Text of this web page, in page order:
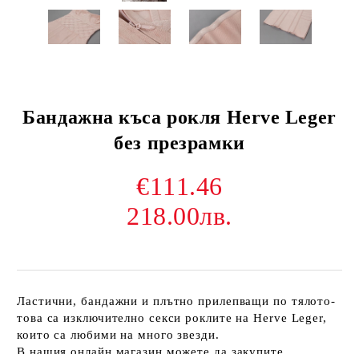
Бандажна къса рокля Herve Leger
без презрамки
€111.46
218.00лв.
Ластични, бандажни и плътно прилепващи по тялото-
това са изключително секси роклите на Herve Leger,
които са любими на много звезди.